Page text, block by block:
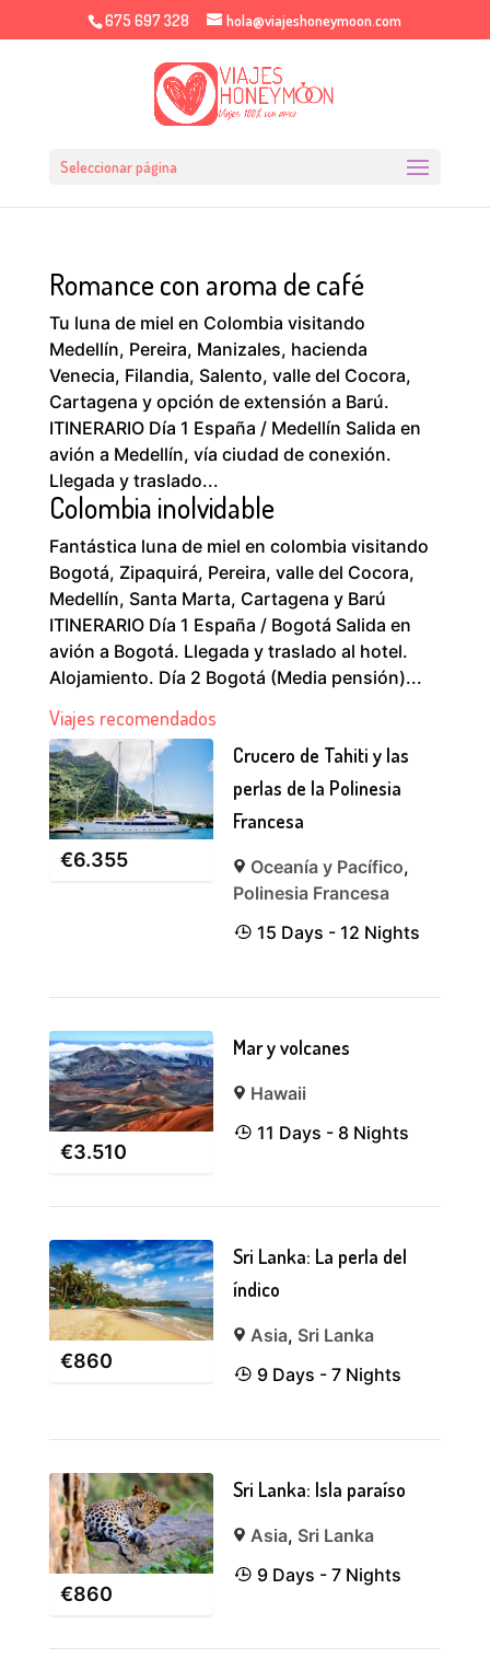
675 697 328 hola@viajeshoneymoon.com
Seleccionar página
Romance con aroma de café
Tu luna de miel en Colombia visitando
Medellín, Pereira, Manizales, hacienda
Venecia, Filandia, Salento, valle del Cocora,
Cartagena y opción de extensión a Barú.
ITINERARIO Día 1 España / Medellín Salida en
avión a Medellín, vía ciudad de conexión.
Llegada y traslado...
Colombia inolvidable
Fantástica luna de miel en colombia visitando
Bogotá, Zipaquirá, Pereira, valle del Cocora,
Medellín, Santa Marta, Cartagena y Barú
ITINERARIO Día 1 España / Bogotá Salida en
avión a Bogotá. Llegada y traslado al hotel.
Alojamiento. Día 2 Bogotá (Media pensión)...
Viajes recomendados
€6.355
Crucero de Tahiti y las
perlas de la Polinesia
Francesa
Oceanía y Pacífico,
Polinesia Francesa
15 Days - 12 Nights
€3.510
Mar y volcanes
Hawaii
11 Days - 8 Nights
€860
Sri Lanka: La perla del
índico
Asia, Sri Lanka
9 Days - 7 Nights
€860
Sri Lanka: Isla paraíso
Asia, Sri Lanka
9 Days - 7 Nights